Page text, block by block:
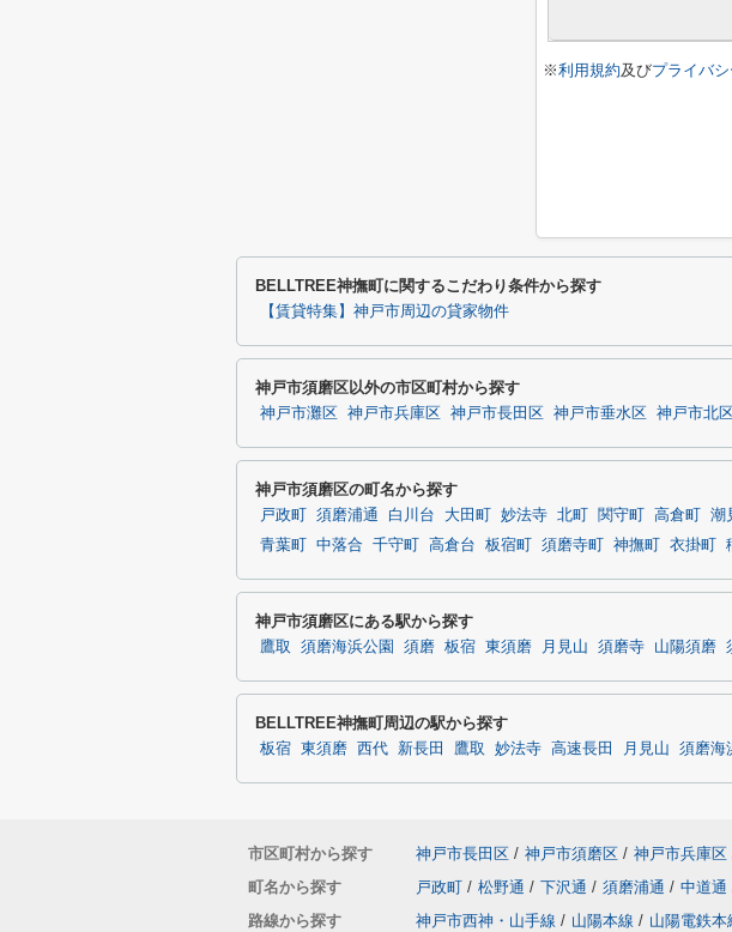
※利用規約及びプライバ
BELLTREE神撫町に関するこだわり条件から探す
【賃貸特集】神戸市周辺の貸家物件
神戸市須磨区以外の市区町村から探す
神戸市灘区 神戸市兵庫区 神戸市長田区 神戸市垂水区 神戸市北区
神戸市須磨区の町名から探す
戸政町 須磨浦通 白川台 大田町 妙法寺 北町 関守町 高倉町 潮
青葉町
中落合 千守町 高倉台 板宿町 須磨寺町 神撫町 衣掛町
神戸市須磨区にある駅から探す
鷹取 須磨海浜公園 須磨 板宿 東須磨 月見山 須磨寺 山陽須磨
BELLTREE神撫町周辺の駅から探す
板宿 東須磨 西代 新長田 鷹取 妙法寺 高速長田 月見山 須磨海
市区町村から探す 神戸市長田区 / 神戸市須磨区 / 神戸市兵庫区
町名から探す
戸政町 / 松野通 / 下沢通 / 須磨浦通 / 中道通
路線から探す
神戸市西神・山手線 / 山陽本線 / 山陽電鉄本